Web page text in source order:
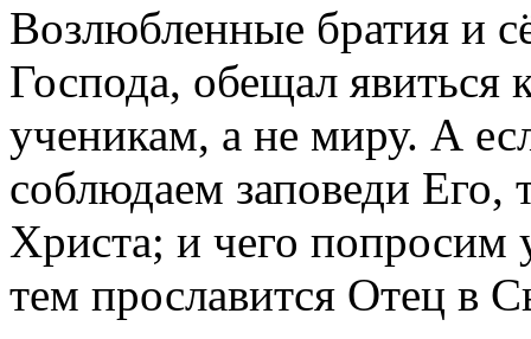
Возлюбленные братия и
Господа, обещал
ученикам, а не миру. А
соблюдаем заповеди
Христа; и чего
тем прославится Отец в